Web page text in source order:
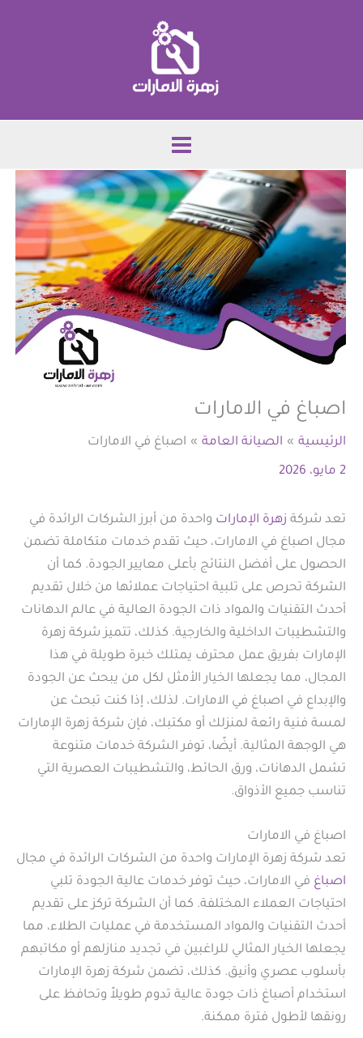
اصباغ في الامارات
الرئيسية الصيانة العامة اصباغ في الامارات
2 مايو، 2026
تعد شركة زهرة الإمارات واحدة من أبرز الشركات الرائدة في
مجال اصباغ في الامارات، حيث تقدم خدمات متكاملة تضمن
الحصول على أفضل النتائج بأعلى معايير الجودة. كما أن
الشركة تحرص على تلبية احتياجات عملائها من خلال تقديم
أحدث التقنيات والمواد ذات الجودة العالية في عالم الدهانات
والتشطيبات الداخلية والخارجية. كذلك، تتميز شركة زهرة
الإمارات بفريق عمل محترف يمتلك خبرة طويلة في هذا
المجال، مما يجعلها الخيار الأمثل لكل من يبحث عن الجودة
والإبداع في اصباغ في الامارات. لذلك، إذا كنت تبحث عن
لمسة فنية رائعة لمنزلك أو مكتبك، فإن شركة زهرة الإمارات
هي الوجهة المثالية. أيضًا، توفر الشركة خدمات متنوعة
تشمل الدهانات، ورق الحائط، والتشطيبات العصرية التي
تناسب جميع الأذواق.
اصباغ في الامارات
تعد شركة زهرة الإمارات واحدة من الشركات الرائدة في مجال
اصباغ في الامارات، حيث توفر خدمات عالية الجودة تلبي
احتياجات العملاء المختلفة. كما أن الشركة تركز على تقديم
أحدث التقنيات والمواد المستخدمة في عمليات الطلاء، مما
يجعلها الخيار المثالي للراغبين في تجديد منازلهم أو مكاتبهم
بأسلوب عصري وأنيق. كذلك، تضمن شركة زهرة الإمارات
استخدام أصباغ ذات جودة عالية تدوم طويلاً وتحافظ على
رونقها لأطول فترة ممكنة.